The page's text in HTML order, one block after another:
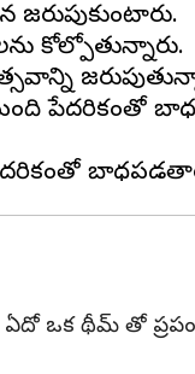
కోల్పోతున్నారు.
పేదరికంతో
ఏదో ఒక థీమ్ తో